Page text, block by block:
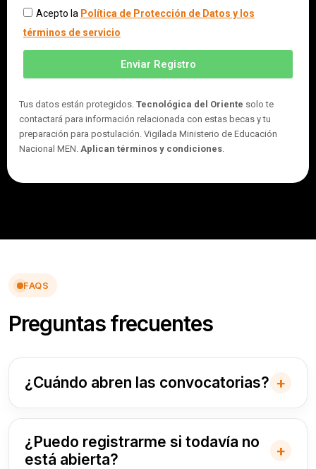
Acepto la Política de Protección de Datos y los
términos de servicio
Enviar Registro
Tus datos están protegidos. Tecnológica del Oriente solo te
contactará para información relacionada con estas becas y tu
preparación para postulación. Vigilada Ministerio de Educación
Nacional MEN. Aplican términos y condiciones.
FAQS
Preguntas frecuentes
¿Cuándo abren las convocatorias?
¿Puedo registrarme si todavía no
está abierta?